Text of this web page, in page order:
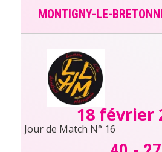
MONTIGNY-LE-
18 février
Jour de Match N° 16